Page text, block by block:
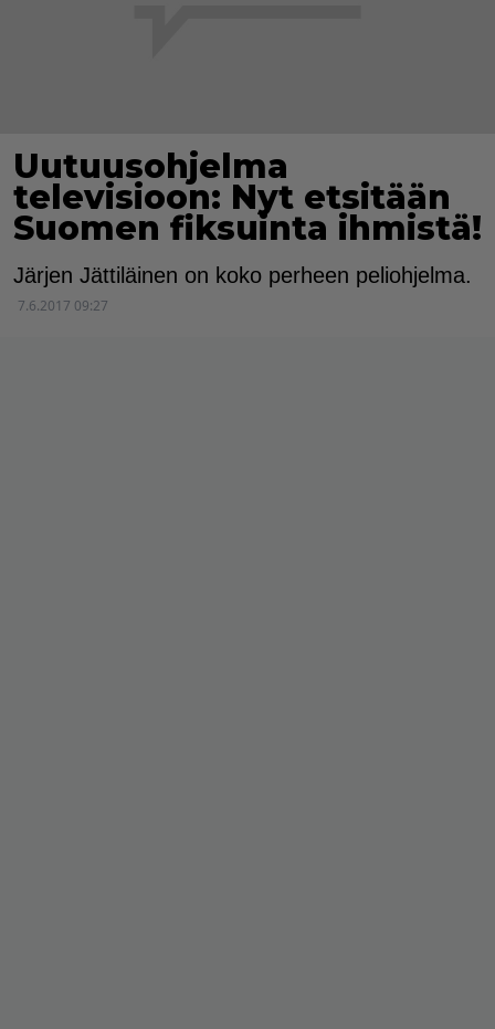
Uutuusohjelma
televisioon: Nyt etsitään
Suomen fiksuinta ihmistä!
Järjen Jättiläinen on koko perheen peliohjelma.
7.6.2017 09:27